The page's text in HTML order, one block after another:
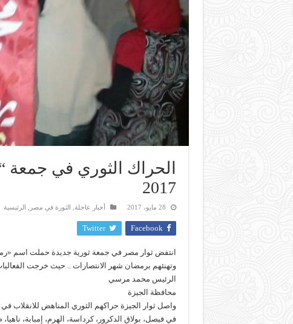
2017
28 مايو، 2017 أخبار عاجلة الثورة في مصر الرئيسية
Facebook
Twitter
انتفض ثوار مصر في جمعة ثورية جديدة حملت اسم
وتهنئهم برمضان شهر الانتصارات .. حيث خرجت
الرئيس محمد مرسي
محافظة الجيزة
واصل ثوار الجيزة حراكهم الثوري المناهض للانقلاب
في فيصل، بولاق الدكرور، كرداسة، الهرم، إمبابة،